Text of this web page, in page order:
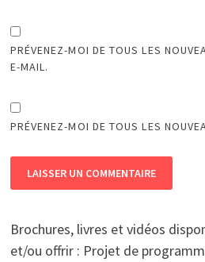
PRÉVENEZ-MOI DE TOUS LES
E-MAIL.
PRÉVENEZ-MOI DE TOUS LES
Brochures, livres et vidéos
et/ou offrir : Projet de